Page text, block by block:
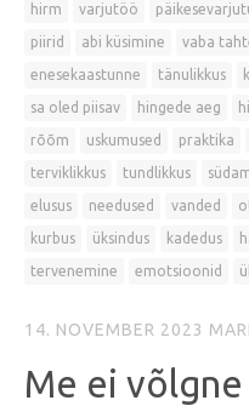
hirm varjutöö
piirid abi küsimine vaba
enesekaastunne tänulikkus
sa oled piisav hingede aeg
rõõm uskumused praktika
terviklikkus tundlikkus
elusus needused vanded
kurbus üksindus kadedus
tervenemine emotsioonid
14. NOVEMBER 2023
Me ei võlgne